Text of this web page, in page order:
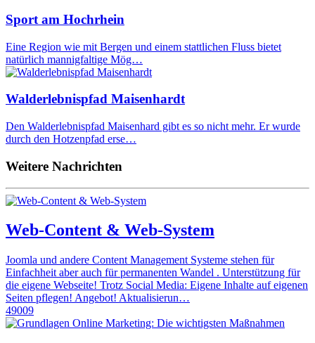
Sport am Hochrhein
Eine Region wie mit Bergen und einem stattlichen Fluss bietet
natürlich mannigfaltige Mög…
Walderlebnispfad Maisenhardt
Den Walderlebnispfad Maisenhard gibt es so nicht mehr. Er wurde
durch den Hotzenpfad erse…
Weitere Nachrichten
Web-Content & Web-System
Joomla und andere Content Management Systeme stehen für
Einfachheit aber auch für permanenten Wandel . Unterstützung für
die eigene Webseite! Trotz Social Media: Eigene Inhalte auf eigenen
Seiten pflegen! Angebot! Aktualisierun…
49009